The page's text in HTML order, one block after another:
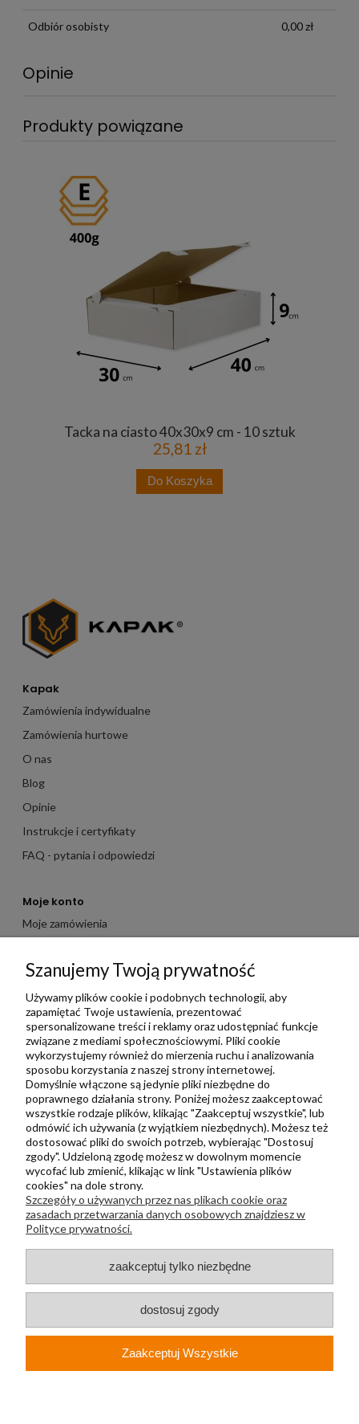
Odbiór osobisty 0,00 zł
Opinie
Produkty powiązane
Tacka na ciasto 40x30x9 cm - 10 sztuk
25,81 zł
Do Koszyka
Kapak
Zamówienia indywidualne
Zamówienia hurtowe
O nas
Blog
Opinie
Instrukcje i certyfikaty
FAQ - pytania i odpowiedzi
Moje konto
Moje zamówienia
Ulubione
Zbieraj punkty za zakupy
Informacje
Kontakt
Regulamin
Polityka prywatności
Metody wysyłki i płatności
Płatności odroczone PayPo
Zwroty i reklamacje
Newsletter
Kontakt
sklep@kapak.pl
Szanujemy Twoją prywatność
Używamy plików cookie i podobnych technologii, aby
zapamiętać Twoje ustawienia, prezentować
spersonalizowane treści i reklamy oraz udostępniać funkcje
związane z mediami społecznościowymi. Pliki cookie
wykorzystujemy również do mierzenia ruchu i analizowania
sposobu korzystania z naszej strony internetowej.
Domyślnie włączone są jedynie pliki niezbędne do
poprawnego działania strony. Poniżej możesz zaakceptować
wszystkie rodzaje plików, klikając "Zaakceptuj wszystkie", lub
odmówić ich używania (z wyjątkiem niezbędnych). Możesz też
dostosować pliki do swoich potrzeb, wybierając "Dostosuj
zgody". Udzieloną zgodę możesz w dowolnym momencie
wycofać lub zmienić, klikając w link "Ustawienia plików
cookies" na dole strony.
Szczegóły o używanych przez nas plikach cookie oraz
zasadach przetwarzania danych osobowych znajdziesz w
Polityce prywatności.
zaakceptuj tylko niezbędne
dostosuj zgody
Zaakceptuj Wszystkie